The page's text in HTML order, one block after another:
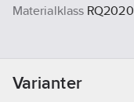
Materialklass RQ2020
Varianter